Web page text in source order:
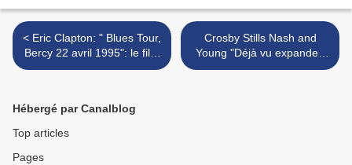
< Eric Clapton: " Blues Tour,
Bercy 22 avril 1995": le film
!
Crosby Stills Nash and
Young "Déjà vu expanded
2021": un coffret tant
Hébergé par Canalblog
Top articles
Pages